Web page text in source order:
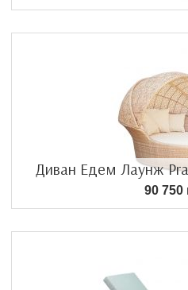
Диван Едем Лаунж
90 750